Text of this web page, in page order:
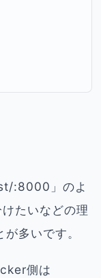
:8000」のよ
たいなどの理
多いです。
側は